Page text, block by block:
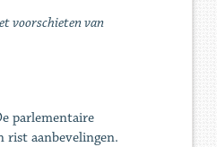
voorschieten van
parlementaire
rist aanbevelingen.